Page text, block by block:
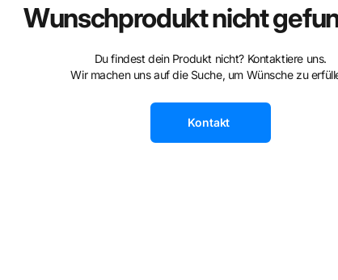
Wunschprodukt nicht
Du findest dein Produkt nicht? Kontaktiere uns.
Wir machen uns auf die Suche, um Wünsche zu
Kontakt